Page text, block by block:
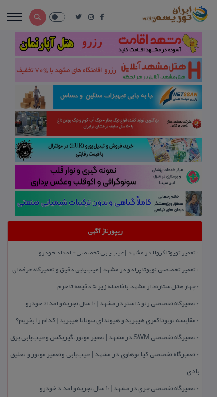
ریپورتاژ آگهی
:: تعمیر تویوتا كرولا در مشهد | عیب‌یابی تخصصی + امداد خودرو
:: تعمیر تخصصی تویوتا پرادو در مشهد | عیب‌یابی دقیق و تعمیرگاه حرفه‌ای
::چهار هتل‌ ستاره‌دار مشهد با فاصله زیر 5 دقیقه تا حرم
:: تعمیرگاه تخصصی رنو داستر در مشهد | ۱۰ سال تجربه و امداد خودرو
:: مقایسه تویوتا كمری هیبرید و هیوندای سوناتا هیبرید | كدام را بخریم؟
:: تعمیرگاه تخصصی SWM در مشهد | تعمیر موتور، گیربكس و عیب‌یابی برق
:: تعمیرگاه تخصصی كیا موهاوی در مشهد | عیب‌یابی و تعمیر موتور و تعلیق
بادی
:: تعمیرگاه تخصصی چری در مشهد | ۱۰ سال تجربه و امداد خودرو